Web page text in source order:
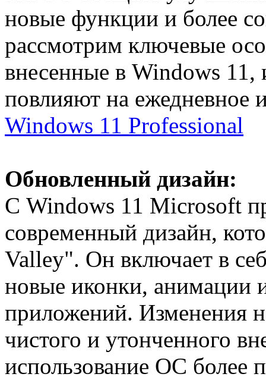
новые функции и более
рассмотрим ключевые
внесенные в Windows
повлияют на ежедневное
Windows 11 Professional
Обновленный дизайн:
С Windows 11 Microsoft
современный дизайн,
Valley". Он включает в
новые иконки, анимации
приложений. Изменения
чистого и утонченного
использование ОС более